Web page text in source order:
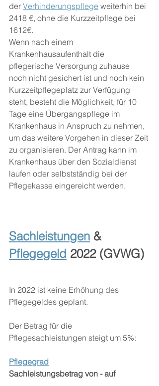
der Verhinderungspflege weiterhin bei
2418 €, ohne die Kurzzeitpflege bei
1612€.
Wenn nach einem
Krankenhausaufenthalt die
pflegerische Versorgung zuhause
noch nicht gesichert ist und noch kein
Kurzzeitpflegeplatz zur Verfügung
steht, besteht die Möglichkeit, für 10
Tage eine Übergangspflege im
Krankenhaus in Anspruch zu nehmen,
um das weitere Vorgehen in dieser Zeit
zu organisieren. Der Antrag kann im
Krankenhaus über den Sozialdienst
laufen oder selbstständig bei der
Pflegekasse eingereicht werden.
Sachleistungen &
Pflegegeld 2022 (GVWG)
In 2022 ist keine Erhöhung des
Pflegegeldes geplant.
Der Betrag für die
Pflegesachleistungen steigt um 5%:
Pflegegrad
Sachleistungsbetrag von - auf